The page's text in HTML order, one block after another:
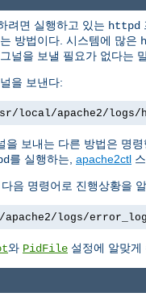
려면 실행하고 있는 httpd
방법이다. 시스템에 많은
널을 보낼 필요가 없다는
을 보낸다:
local/apache2/logs/
을 보내는 다른 방법은 명령
를 실행하는, apache2ctl
음 명령어로 진행상황을
logs/error_log
와 PidFile 설정에 알맞게